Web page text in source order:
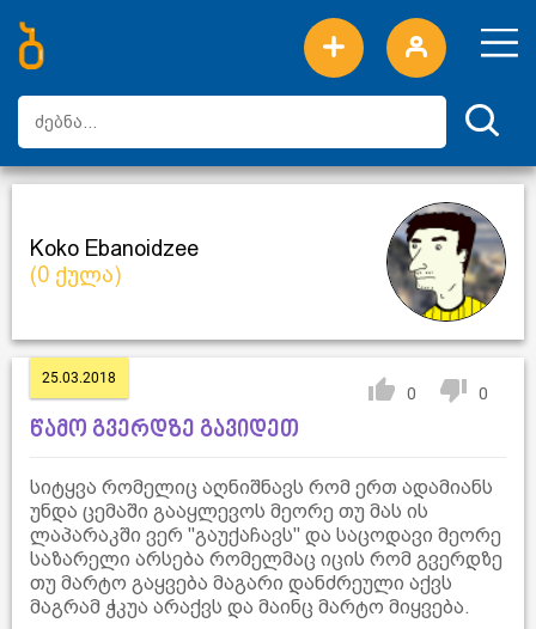
ახალი სიტყვები
ტოპ სიტყვები
დღის ტოპ სიტყვები
ტოპ მომხმარებლები
Koko Ebanoidzee
(0 ქულა)
25.03.2018
0 0
წამო გვერდზე გავიდეთ
სიტყვა რომელიც აღნიშნავს რომ ერთ ადამიანს
უნდა ცემაში გააყლევოს მეორე თუ მას ის
ლაპარაკში ვერ ''გაუქაჩავს'' და საცოდავი მეორე
საზარელი არსება რომელმაც იცის რომ გვერდზე
თუ მარტო გაყვება მაგარი დანძრეული აქვს
მაგრამ ჭკუა არაქვს და მაინც მარტო მიყვება.